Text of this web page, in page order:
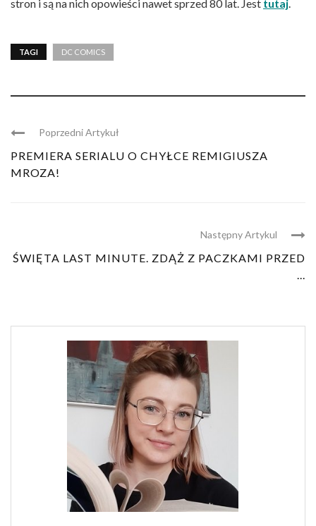
stron i są na nich opowieści nawet sprzed 80 lat. Jest tutaj.
TAGI DC COMICS
Poprzedni Artykuł
PREMIERA SERIALU O CHYŁCE REMIGIUSZA
MROZA!
Następny Artykul
ŚWIĘTA LAST MINUTE. ZDĄŻ Z PACZKAMI PRZED
...